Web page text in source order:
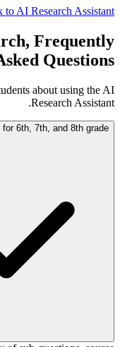
to AI Research Assistant
Frequently
Questions
about using the AI
Research Assistant.
6th, 7th, and 8th grade?